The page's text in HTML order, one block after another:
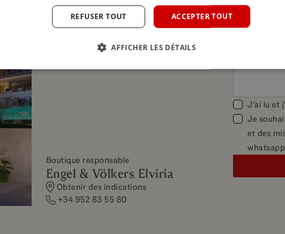
Intérieur
115 m²
Construit
246 m²
Boutique responsable
Engel & Völkers Elviria
Obtenir des indications
+34 952 83 55 80
J'ai lu et
Je
et des
ACCEPTER TOUT
REFUSER TOUT
AFFICHER LES DÉTAILS